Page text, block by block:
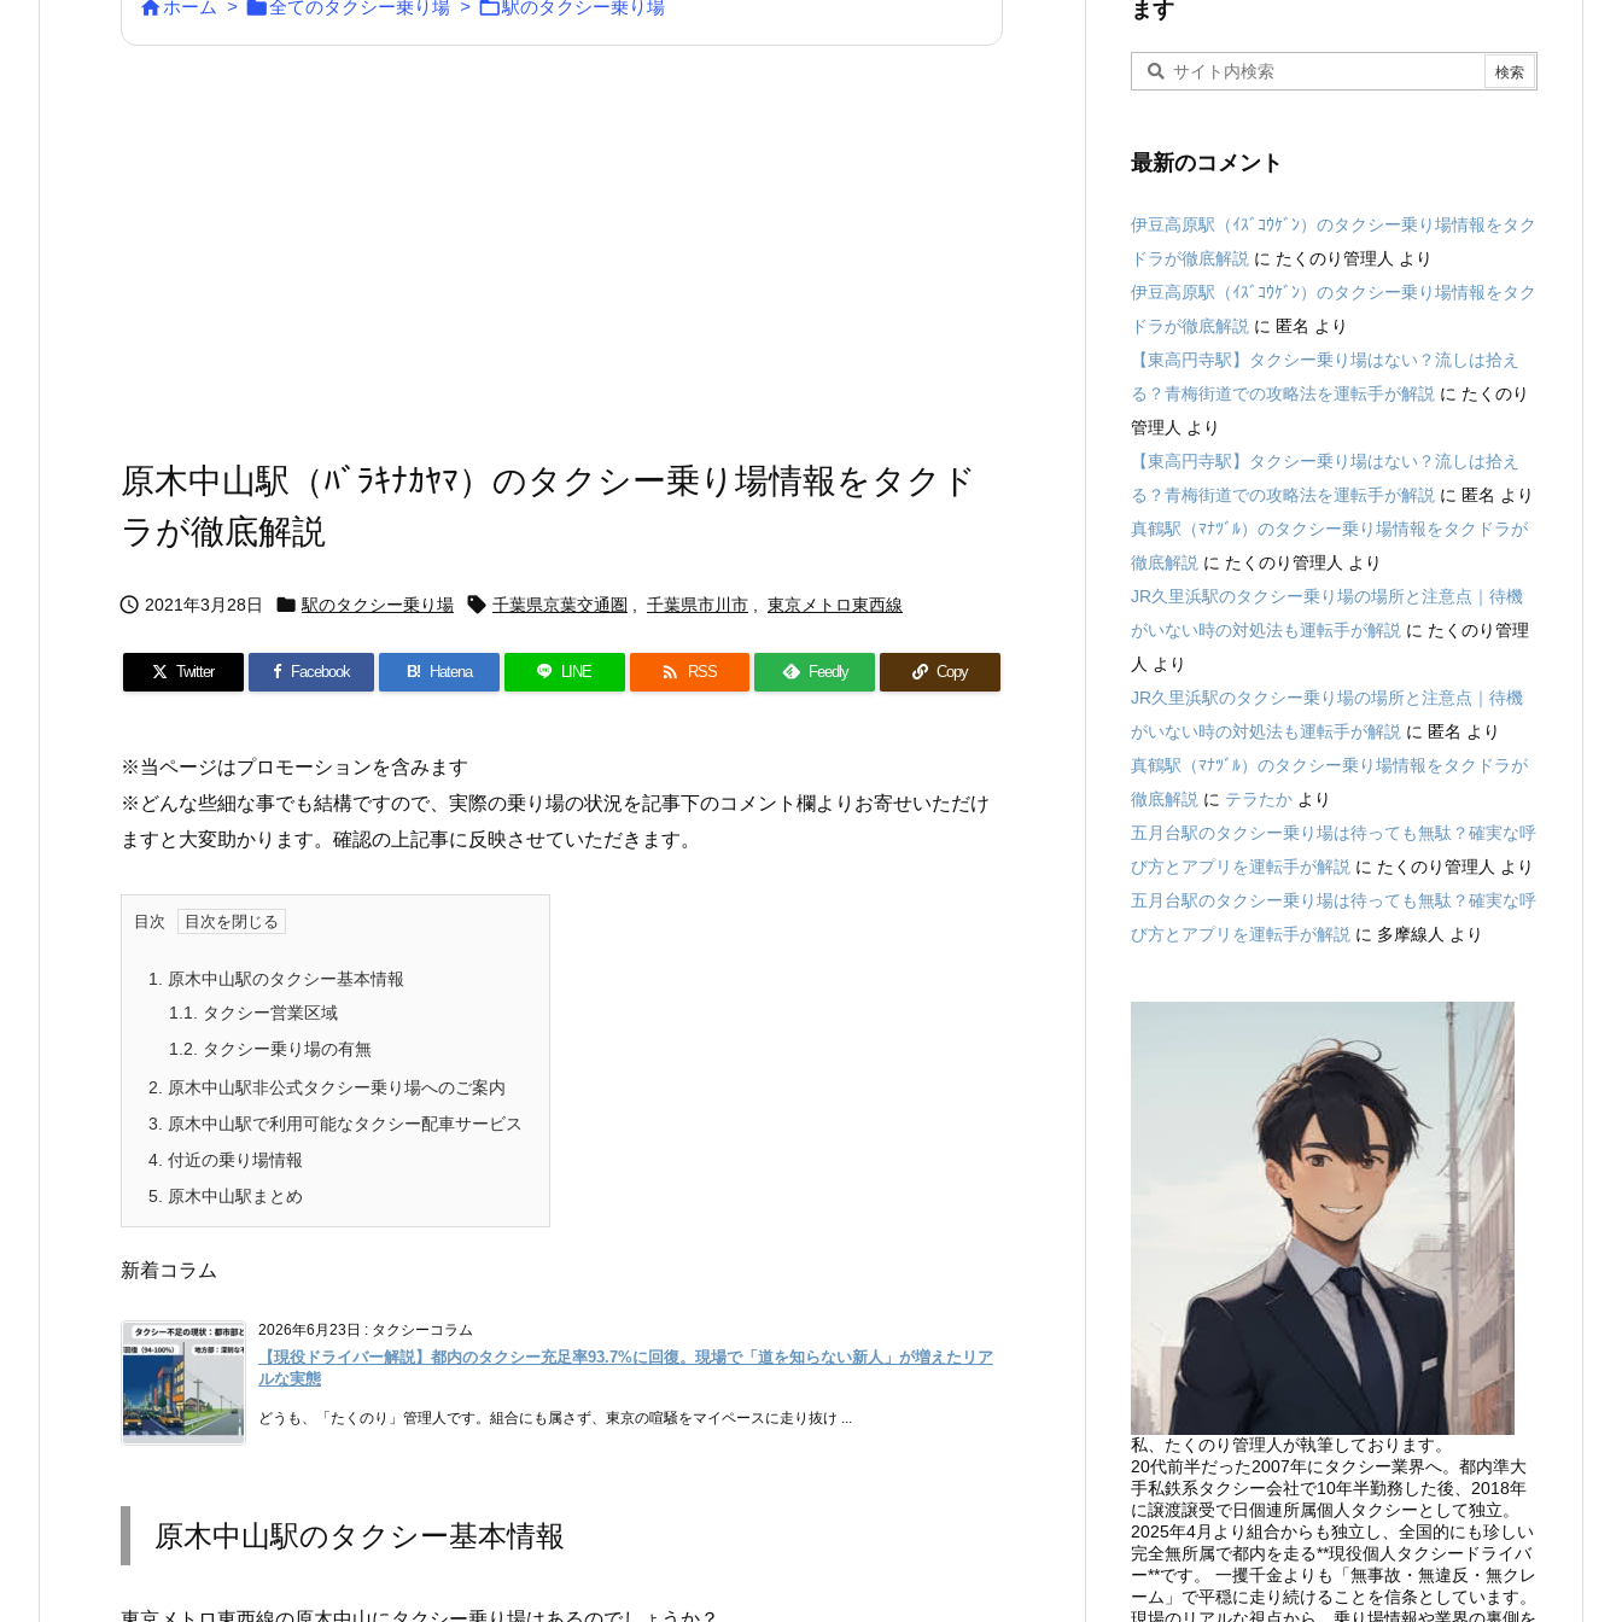
ホーム > 全てのタクシー乗り場 > 駅のタクシー乗り場
原木中山駅（ﾊﾞﾗｷﾅｶﾔﾏ）のタクシー乗り場情報をタクド
ラが徹底解説
 2021年3月28日  駅のタクシー乗り場  千葉県京葉交通圏 千葉県市川市 東京メトロ東西線
Twitter Facebook B! Hatena LINE  RSS Feedly Copy
※当ページはプロモーションを含みます
※どんな些細な事でも結構ですので、実際の乗り場の状況を記事下のコメント欄よりお寄せいただけ
ますと大変助かります。確認の上記事に反映させていただきます。
目次
1.
原木中山駅のタクシー基本情報
1.1.
タクシー営業区域
1.2.
タクシー乗り場の有無
2.
原木中山駅非公式タクシー乗り場へのご案内
3.
原木中山駅で利用可能なタクシー配車サービス
4. 付近の乗り場情報
5.
原木中山駅まとめ
新着コラム
2026年6月23日 : タクシーコラム
【現役ドライバー解説】都内のタクシー充足率93.7%に回復。現場で「道を知らない新人」が増えたリア
ルな実態
どうも、「たくのり」管理人です。組合にも属さず、東京の喧騒をマイペースに走り抜け ...
原木中山駅のタクシー基本情報
ます
最新のコメント
伊豆高原駅（ｲｽﾞｺｳｹﾞﾝ）のタクシー乗り場情報をタク
ドラが徹底解説 に たくのり管理人 より
伊豆高原駅（ｲｽﾞｺｳｹﾞﾝ）のタクシー乗り場情報をタク
ドラが徹底解説 に 匿名 より
【東高円寺駅】タクシー乗り場はない？流しは拾え
る？青梅街道での攻略法を運転手が解説 に たくのり
管理人 より
【東高円寺駅】タクシー乗り場はない？流しは拾え
る？青梅街道での攻略法を運転手が解説 に 匿名 より
真鶴駅（ﾏﾅﾂﾞﾙ）のタクシー乗り場情報をタクドラが
徹底解説 に たくのり管理人 より
JR久里浜駅のタクシー乗り場の場所と注意点｜待機
がいない時の対処法も運転手が解説 に たくのり管理
人 より
JR久里浜駅のタクシー乗り場の場所と注意点｜待機
がいない時の対処法も運転手が解説 に 匿名 より
真鶴駅（ﾏﾅﾂﾞﾙ）のタクシー乗り場情報をタクドラが
徹底解説 に テラたか より
五月台駅のタクシー乗り場は待っても無駄？確実な呼
び方とアプリを運転手が解説 に たくのり管理人 より
五月台駅のタクシー乗り場は待っても無駄？確実な呼
び方とアプリを運転手が解説 に 多摩線人 より
私、たくのり管理人が執筆しております。
20代前半だった2007年にタクシー業界へ。都内準大
手私鉄系タクシー会社で10年半勤務した後、2018年
に譲渡譲受で日個連所属個人タクシーとして独立。
2025年4月より組合からも独立し、全国的にも珍しい
完全無所属で都内を走る**現役個人タクシードライバ
ー**です。 一攫千金よりも「無事故・無違反・無クレ
ーム」で平穏に走り続けることを信条としています。